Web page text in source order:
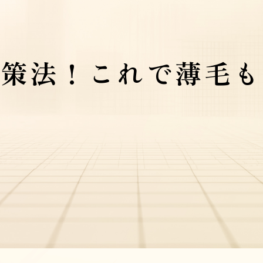
法！これで薄毛